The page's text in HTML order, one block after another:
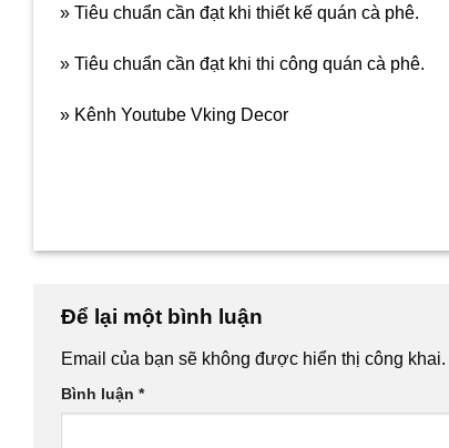
» Tiêu chuẩn cần đạt khi thiết kế quán cà phê.
» Tiêu chuẩn cần đạt khi thi công quán cà phê.
» Kênh Youtube Vking Decor
Để lại một bình luận
Email của bạn sẽ không được hiển thị công khai.
Bình luận *